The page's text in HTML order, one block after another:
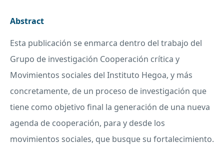
Abstract
Esta publicación se enmarca dentro del trabajo del
Grupo de investigación Cooperación crítica y
Movimientos sociales del Instituto Hegoa, y más
concretamente, de un proceso de investigación que
tiene como objetivo final la generación de una nueva
agenda de cooperación, para y desde los
movimientos sociales, que busque su fortalecimiento.